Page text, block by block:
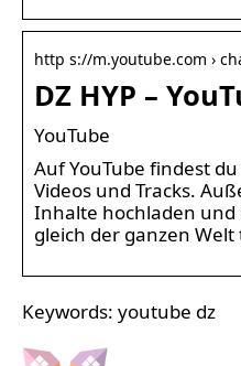
http s://m.youtube.com ›
DZ HYP –
YouTube
Auf YouTube findest
Videos und Tracks.
Inhalte hochladen
gleich der ganzen Welt
Keywords: youtube dz